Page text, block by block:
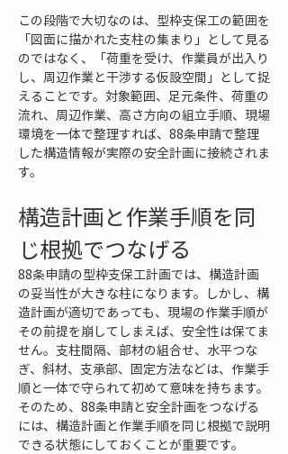
この段階で大切なのは、型枠支保工の範囲を
「図面に描かれた支柱の集まり」として見る
のではなく、「荷重を受け、作業員が出入り
し、周辺作業と干渉する仮設空間」として捉
えることです。対象範囲、足元条件、荷重の
流れ、周辺作業、高さ方向の組立手順、現場
環境を一体で整理すれば、88条申請で整理
した構造情報が実際の安全計画に接続されま
す。
構造計画と作業手順を同
じ根拠でつなげる
88条申請の型枠支保工計画では、構造計画
の妥当性が大きな柱になります。しかし、構
造計画が適切であっても、現場の作業手順が
その前提を崩してしまえば、安全性は保てま
せん。支柱間隔、部材の組合せ、水平つな
ぎ、斜材、支承部、固定方法などは、作業手
順と一体で守られて初めて意味を持ちます。
そのため、88条申請と安全計画をつなげる
には、構造計画と作業手順を同じ根拠で説明
できる状態にしておくことが重要です。